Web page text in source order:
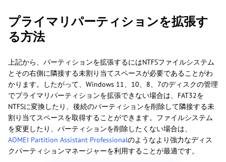
プライマリパーティションを拡張す
る方法
上記から、パーティションを拡張するにはNTFSファイルシステム
とその右側に隣接する未割り当てスペースが必要であることがわ
かります。したがって、Windows 11、10、8、7のディスクの管理
でプライマリパーティションを拡張できない場合は、FAT32を
NTFSに変換したり、後続のパーティションを削除して隣接する未
割り当てスペースを取得することができます。ファイルシステム
を変更したり、パーティションを削除したくない場合は、
AOMEI Partition Assistant Professionalのようなより強力なディス
クパーティションマネージャーを利用することが最適です。